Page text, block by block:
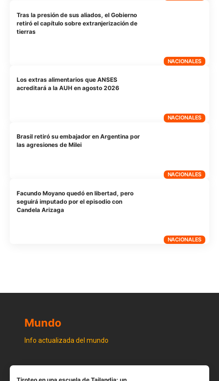
NACIONALES
Tras la presión de sus aliados, el Gobierno
retiró el capítulo sobre extranjerización de
tierras
NACIONALES
Los extras alimentarios que ANSES
acreditará a la AUH en agosto 2026
NACIONALES
Brasil retiró su embajador en Argentina por
las agresiones de Milei
NACIONALES
Facundo Moyano quedó en libertad, pero
seguirá imputado por el episodio con
Candela Arizaga
Mundo
Info actualizada del mundo